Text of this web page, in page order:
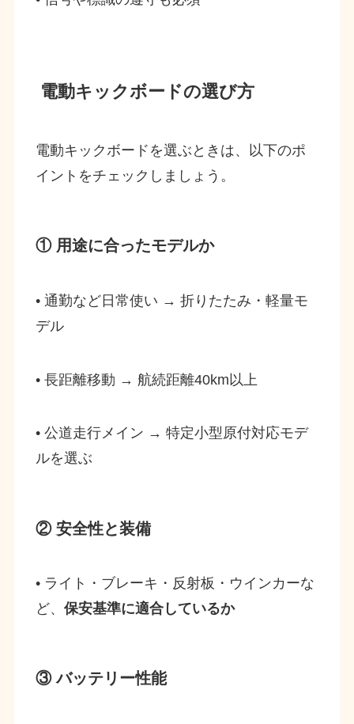
電動キックボードの選び方
電動キックボードを選ぶときは、以下のポ
イントをチェックしましょう。
① 用途に合ったモデルか
• 通勤など日常使い → 折りたたみ・軽量モ
デル
• 長距離移動 → 航続距離40km以上
• 公道走行メイン → 特定小型原付対応モデ
ルを選ぶ
② 安全性と装備
• ライト・ブレーキ・反射板・ウインカーな
ど、 保安基準に適合しているか
③ バッテリー性能